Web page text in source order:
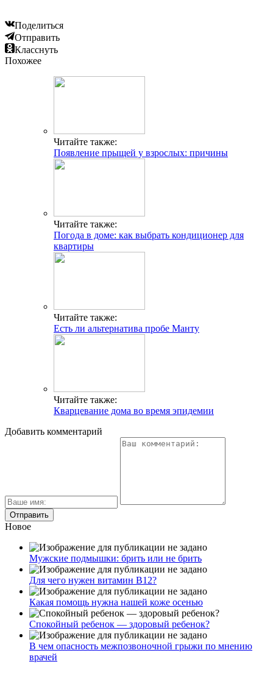
Поделиться
Отправить
Класснуть
Похожее
Читайте также:
Появление прыщей у взрослых: причины
Читайте также:
Погода в доме: как выбрать кондиционер для
квартиры
Читайте также:
Есть ли альтернатива пробе Манту
Читайте также:
Кварцевание дома во время эпидемии
Добавить комментарий
Новое
Мужские подмышки: брить или не брить
Для чего нужен витамин В12?
Какая помощь нужна нашей коже осенью
Спокойный ребенок — здоровый ребенок?
В чем опасность межпозвоночной грыжи по мнению
врачей